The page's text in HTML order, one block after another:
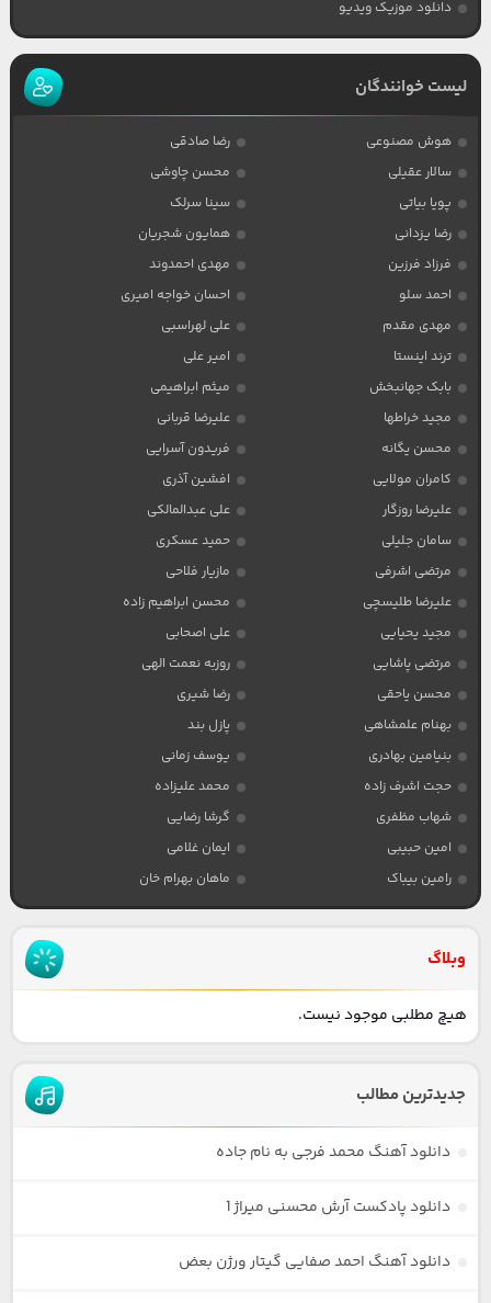
دانلود موزیک ویدیو
لیست خوانندگان
هوش مصنوعی
رضا صادقی
سالار عقیلی
محسن چاوشی
پویا بیاتی
سینا سرلک
رضا یزدانی
همایون شجریان
فرزاد فرزین
مهدی احمدوند
احمد سلو
احسان خواجه امیری
مهدی مقدم
علی لهراسبی
ترند اینستا
امیر علی
بابک جهانبخش
میثم ابراهیمی
مجید خراطها
علیرضا قربانی
محسن یگانه
فریدون آسرایی
کامران مولایی
افشین آذری
علیرضا روزگار
علی عبدالمالکی
سامان جلیلی
حمید عسکری
مرتضی اشرفی
مازیار فلاحی
علیرضا طلیسچی
محسن ابراهیم زاده
مجید یحیایی
علی اصحابی
مرتضی پاشایی
روزبه نعمت الهی
محسن یاحقی
رضا شیری
بهنام علمشاهی
پازل بند
بنیامین بهادری
یوسف زمانی
حجت اشرف زاده
محمد علیزاده
شهاب مظفری
گرشا رضایی
امین حبیبی
ایمان غلامی
رامین بیباک
ماهان بهرام خان
وبلاگ
هیچ مطلبی موجود نیست.
جدیدترین مطالب
دانلود آهنگ محمد فرجی به نام جاده
دانلود پادکست آرش محسنی میراژ 1
دانلود آهنگ احمد صفایی گیتار ورژن بعض